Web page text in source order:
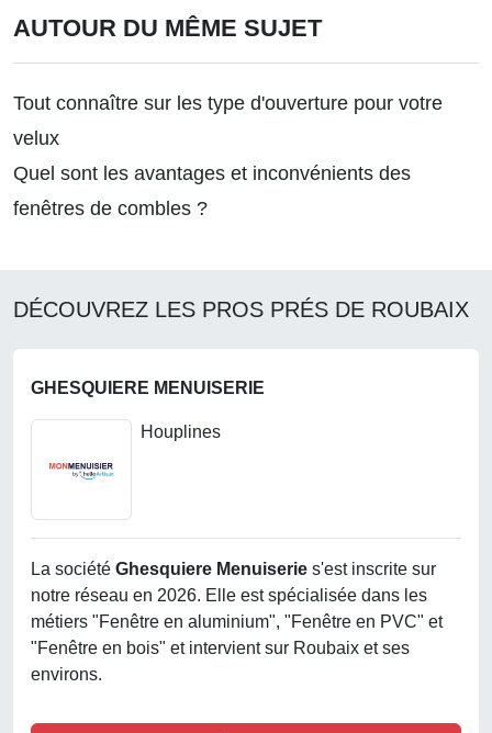
AUTOUR DU MÊME SUJET
Tout connaître sur les type d'ouverture pour votre
velux
Quel sont les avantages et inconvénients des
fenêtres de combles ?
DÉCOUVREZ LES PROS PRÉS DE ROUBAIX
GHESQUIERE MENUISERIE
Houplines
La société Ghesquiere Menuiserie s'est inscrite sur
notre réseau en 2026. Elle est spécialisée dans les
métiers "Fenêtre en aluminium", "Fenêtre en PVC" et
"Fenêtre en bois" et intervient sur Roubaix et ses
environs.